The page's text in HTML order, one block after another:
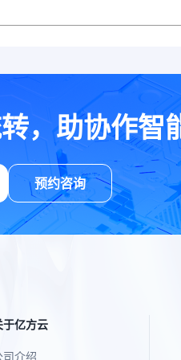
，助协作智
预约咨询
于亿方云
司介绍